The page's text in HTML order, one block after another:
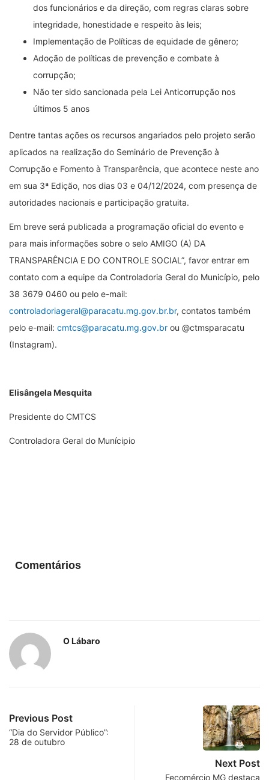
dos funcionários e da direção, com regras claras sobre
integridade, honestidade e respeito às leis;
Implementação de Políticas de equidade de gênero;
Adoção de políticas de prevenção e combate à
corrupção;
Não ter sido sancionada pela Lei Anticorrupção nos
últimos 5 anos
Dentre tantas ações os recursos angariados pelo projeto serão
aplicados na realização do Seminário de Prevenção à
Corrupção e Fomento à Transparência, que acontece neste ano
em sua 3ª Edição, nos dias 03 e 04/12/2024, com presença de
autoridades nacionais e participação gratuita.
Em breve será publicada a programação oficial do evento e
para mais informações sobre o selo AMIGO (A) DA
TRANSPARÊNCIA E DO CONTROLE SOCIAL”, favor entrar em
contato com a equipe da Controladoria Geral do Município, pelo
38 3679 0460 ou pelo e-mail:
controladoriageral@paracatu.mg.gov.br.br, contatos também
pelo e-mail: cmtcs@paracatu.mg.gov.br ou @ctmsparacatu
(Instagram).
Elisângela Mesquita
Presidente do CMTCS
Controladora Geral do Munícipio
Comentários
O Lábaro
Previous Post
“Dia do Servidor Público”:
28 de outubro
Next Post
Fecomércio MG destaca